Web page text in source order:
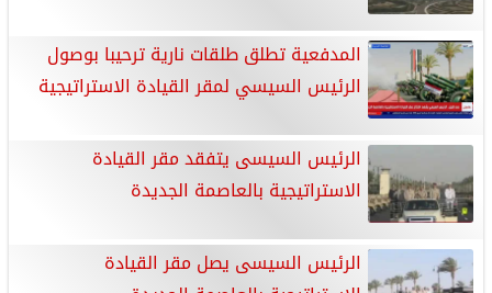
المدفعية تطلق طلقات نارية ترحيبا بوصول
الرئيس السيسي لمقر القيادة الاستراتيجية
الرئيس السيسى يتفقد مقر القيادة
الاستراتيجية بالعاصمة الجديدة
الرئيس السيسى يصل مقر القيادة